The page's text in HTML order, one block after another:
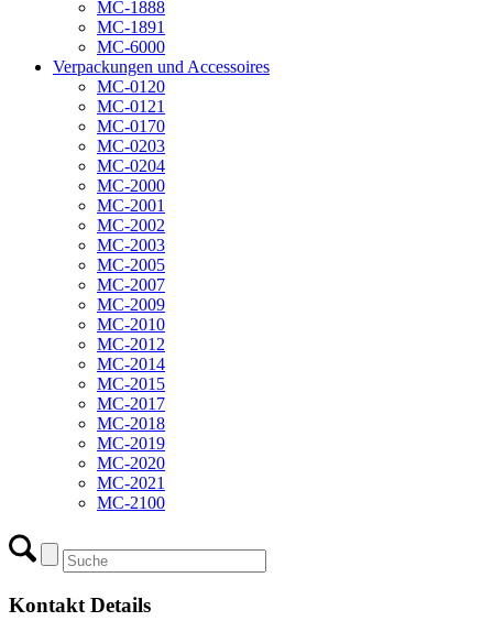
MC-1888
MC-1891
MC-6000
Verpackungen und Accessoires
MC-0120
MC-0121
MC-0170
MC-0203
MC-0204
MC-2000
MC-2001
MC-2002
MC-2003
MC-2005
MC-2007
MC-2009
MC-2010
MC-2012
MC-2014
MC-2015
MC-2017
MC-2018
MC-2019
MC-2020
MC-2021
MC-2100
Kontakt Details